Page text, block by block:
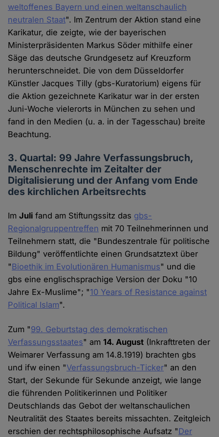
weltoffenes Bayern und einen weltanschaulich
neutralen Staat". Im Zentrum der Aktion stand eine
Karikatur, die zeigte, wie der bayerischen
Ministerpräsidenten Markus Söder mithilfe einer
Säge das deutsche Grundgesetz auf Kreuzform
herunterschneidet. Die von dem Düsseldorfer
Künstler Jacques Tilly (gbs-Kuratorium) eigens für
die Aktion gezeichnete Karikatur war in der ersten
Juni-Woche vielerorts in München zu sehen und
fand in den Medien (u. a. in der Tagesschau) breite
Beachtung.
3. Quartal: 99 Jahre Verfassungsbruch,
Menschenrechte im Zeitalter der
Digitalisierung und der Anfang vom Ende
des kirchlichen Arbeitsrechts
ImJuli fand am Stiftungssitz das gbs-
Regionalgruppentreffen mit 70 Teilnehmerinnen und
Teilnehmern statt, die "Bundeszentrale für politische
Bildung" veröffentlichte einen Grundsatztext über
"Bioethik im Evolutionären Humanismus" und die
gbs eine englischsprachige Version der Doku "10
Jahre Ex-Muslime"; "10 Years of Resistance against
Political Islam".
Zum "99. Geburtstag des demokratischen
Verfassungsstaates" am14. August (Inkrafttreten der
Weimarer Verfassung am 14.8.1919) brachten gbs
und ifw einen "Verfassungsbruch-Ticker" an den
Start, der Sekunde für Sekunde anzeigt, wie lange
die führenden Politikerinnen und Politiker
Deutschlands das Gebot der weltanschaulichen
Neutralität des Staates bereits missachten. Zeitgleich
erschien der rechtsphilosophische Aufsatz "Der